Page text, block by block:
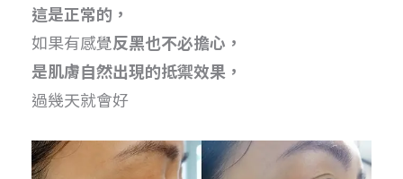
這是正常的，
如果有感覺反黑也不必擔心，
是肌膚自然出現的抵禦效果，
過幾天就會好